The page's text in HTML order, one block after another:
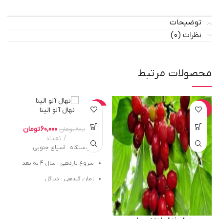
توضیحات
نظرات (0)
محصولات مرتبط
-12%
-25% نهال آلو الینا
80,000تومان 60,000تومان
تعداد
خواستگاه : آسیای جنوبی
شروع باردهی : سال 4 به بعد
زمان گلدهی : دیرگل